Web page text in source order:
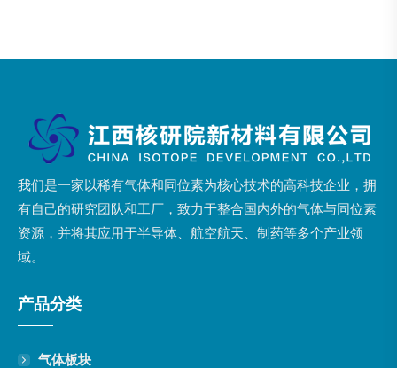
我们是一家以稀有气体和同位素为核心技术的高科技企业，拥
有自己的研究团队和工厂，致力于整合国内外的气体与同位素
资源，并将其应用于半导体、航空航天、制药等多个产业领
域。
产品分类
气体板块